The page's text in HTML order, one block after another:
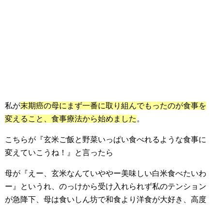
私が末期癌の母にまず一番に取り組んでもったのが食事を
変えること、食事療法から始めました 。
こちらが『玄米ご飯と野菜いっぱい食べれるような食事に
変えていこうね！』と言ったら
母が『えー、玄米なんていややー美味しい白米食べたいわ
ー』というれ、のっけから受け入れられず私のテンション
が急降下、母は食いしん坊で和食より洋食が大好き、高度